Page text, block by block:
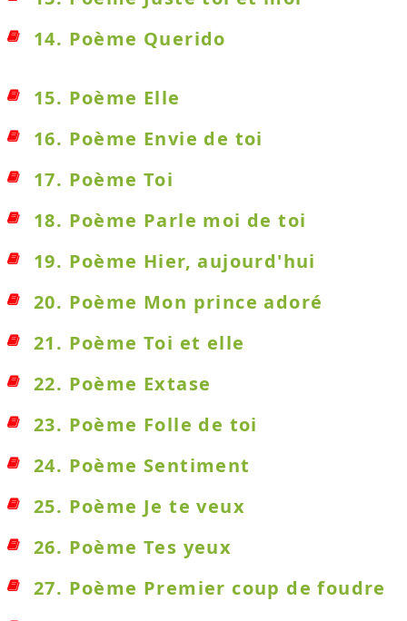
14. Poème Querido
15. Poème Elle
16. Poème Envie de toi
17. Poème Toi
18. Poème Parle moi de toi
19. Poème Hier, aujourd'hui
20. Poème Mon prince adoré
21. Poème Toi et elle
22. Poème Extase
23. Poème Folle de toi
24. Poème Sentiment
25. Poème Je te veux
26. Poème Tes yeux
27. Poème Premier coup de foudre